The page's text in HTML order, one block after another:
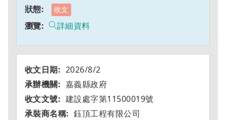
收文
詳細資料
2026/8/2
嘉義縣政府
建設處字第11500019號
鈺頂工程有限公司